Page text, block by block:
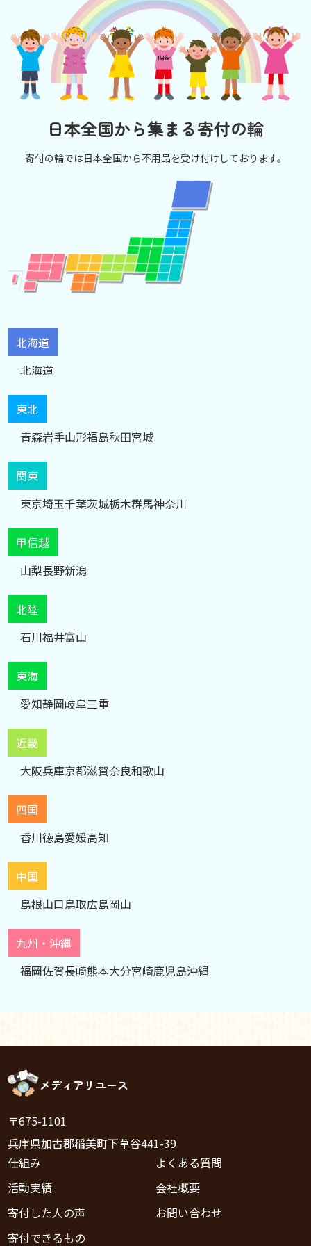
日本全国から集まる寄付の輪
寄付の輪では日本全国から不用品を受け付けしております。
北海道
北海道
東北
青森岩手山形福島秋田宮城
関東
東京埼玉千葉茨城栃木群馬神奈川
甲信越
山梨長野新潟
北陸
石川福井富山
東海
愛知静岡岐阜三重
近畿
大阪兵庫京都滋賀奈良和歌山
四国
香川徳島愛媛高知
中国
島根山口鳥取広島岡山
九州・沖縄
福岡佐賀長崎熊本大分宮崎鹿児島沖縄
メディアリユース
〒675-1101
兵庫県加古郡稲美町下草谷441-39
仕組み
活動実績
寄付した人の声
寄付できるもの
よくある質問
会社概要
お問い合わせ